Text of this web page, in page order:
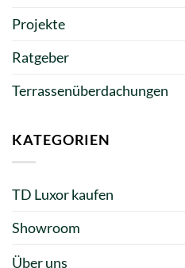
Projekte
Ratgeber
Terrassenüberdachungen
KATEGORIEN
TD Luxor kaufen
Showroom
Über uns